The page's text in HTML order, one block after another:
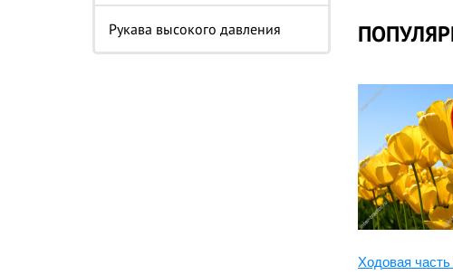
Рукава высокого давления
Ходовая часть